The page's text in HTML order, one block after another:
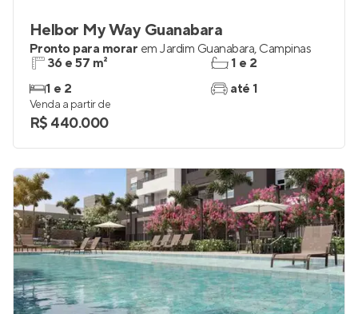
Helbor My Way Guanabara
Pronto para morar em Jardim Guanabara, Campinas
36 e 57 m²
1 e 2
1 e 2
até 1
Venda a partir de
R$ 440.000